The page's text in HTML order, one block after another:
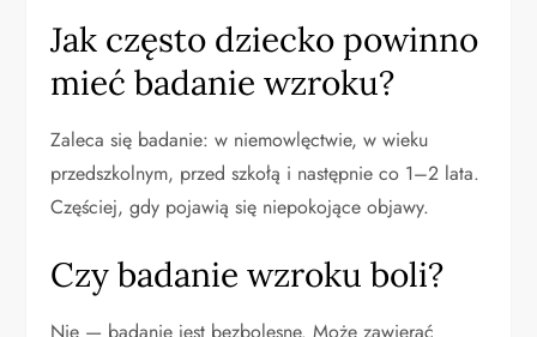
Jak często dziecko powinno
mieć badanie wzroku?
Zaleca się badanie: w niemowlęctwie, w wieku
przedszkolnym, przed szkołą i następnie co 1–2 lata.
Częściej, gdy pojawią się niepokojące objawy.
Czy badanie wzroku boli?